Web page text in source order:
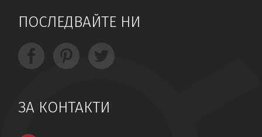
ПОСЛЕДВАЙТЕ НИ
ЗА КОНТАКТИ